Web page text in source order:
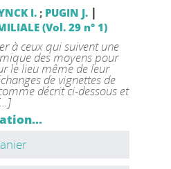
I.; PUGIN J. |
(Vol. 29 n° 1)
à ceux qui suivent une
des moyens pour
le lieu même de leur
de vignettes de
décrit ci-dessous et